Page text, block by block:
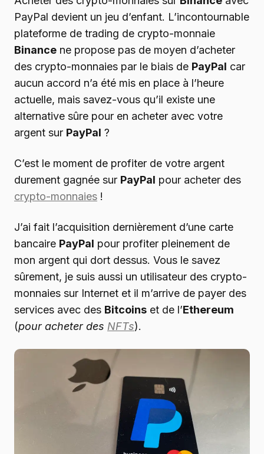
PayPal devient un jeu d’enfant. L’incontournable
plateforme de trading de crypto-monnaie
Binance ne propose pas de moyen d’acheter
des crypto-monnaies par le biais de PayPal car
aucun accord n’a été mis en place à l’heure
actuelle, mais savez-vous qu’il existe une
alternative sûre pour en acheter avec votre
argent sur PayPal ?
C’est le moment de profiter de votre argent
durement gagnée sur PayPal pour acheter des
crypto-monnaies !
J’ai fait l’acquisition dernièrement d’une carte
bancaire PayPal pour profiter pleinement de
mon argent qui dort dessus. Vous le savez
sûrement, je suis aussi un utilisateur des crypto-
monnaies sur Internet et il m’arrive de payer des
services avec des Bitcoins et de l’Ethereum
(pour acheter des NFTs).